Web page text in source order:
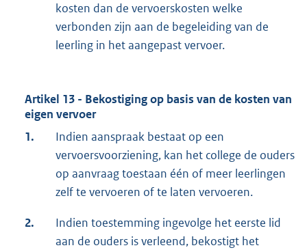
kosten dan de vervoerskosten welke
verbonden zijn aan de begeleiding van de
leerling in het aangepast vervoer.
Artikel 13 - Bekostiging op basis van de kosten van
eigen vervoer
1.
Indien aanspraak bestaat op een
vervoersvoorziening, kan het college de ouders
op aanvraag toestaan één of meer leerlingen
zelf te vervoeren of te laten vervoeren.
2.
Indien toestemming ingevolge het eerste lid
aan de ouders is verleend, bekostigt het